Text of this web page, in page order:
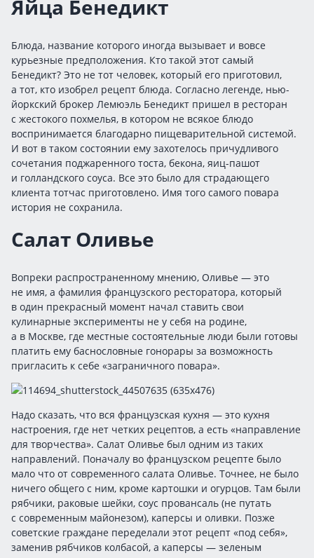
Яйца Бенедикт
Блюда, название которого иногда вызывает и вовсе
курьезные предположения. Кто такой этот самый
Бенедикт? Это не тот человек, который его приготовил,
а тот, кто изобрел рецепт блюда. Согласно легенде, нью-
йоркский брокер Лемюэль Бенедикт пришел в ресторан
с жестокого похмелья, в котором не всякое блюдо
воспринимается благодарно пищеварительной системой.
И вот в таком состоянии ему захотелось причудливого
сочетания поджаренного тоста, бекона, яиц-пашот
и голландского соуса. Все это было для страдающего
клиента тотчас приготовлено. Имя того самого повара
история не сохранила.
Салат Оливье
Вопреки распространенному мнению, Оливье — это
не имя, а фамилия французского ресторатора, который
в один прекрасный момент начал ставить свои
кулинарные эксперименты не у себя на родине,
а в Москве, где местные состоятельные люди были готовы
платить ему баснословные гонорары за возможность
пригласить к себе «заграничного повара».
Надо сказать, что вся французская кухня — это кухня
настроения, где нет четких рецептов, а есть «направление
для творчества». Салат Оливье был одним из таких
направлений. Поначалу во французском рецепте было
мало что от современного салата Оливье. Точнее, не было
ничего общего с ним, кроме картошки и огурцов. Там были
рябчики, раковые шейки, соус провансаль (не путать
с современным майонезом), каперсы и оливки. Позже
советские граждане переделали этот рецепт «под себя»,
заменив рябчиков колбасой, а каперсы — зеленым